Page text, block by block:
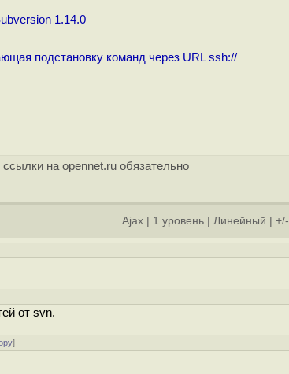
1.14.0
подстановку команд через URL ssh://
ссылки на opennet.ru обязательно
Ajax 1 уровень Линейный +/-
от svn.
]